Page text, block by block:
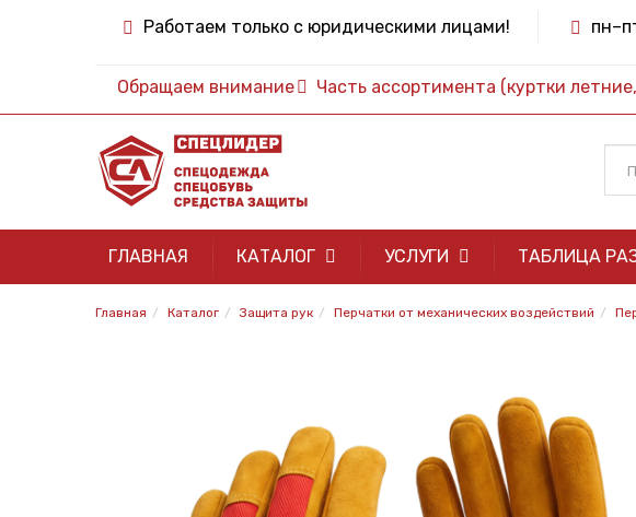
Работаем только с юридическими лицами!
Обращаем внимание Часть ассортимента (куртки
ГЛАВНАЯ КАТАЛОГ УСЛУГИ ТАБЛИЦА
Главная Каталог Защита рук Перчатки от механических воздействий